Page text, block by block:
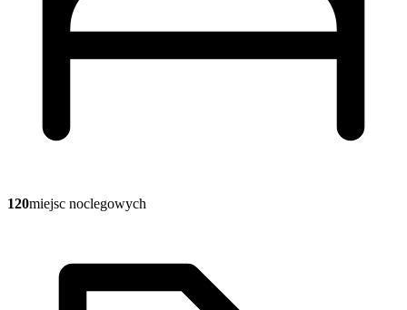
120miejsc noclegowych